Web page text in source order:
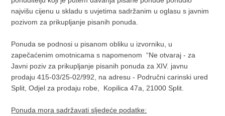
najvišu cijenu u skladu s uvjetima sadržanim u oglasu s javnim
pozivom za prikupljanje pisanih ponuda.
Ponuda se podnosi u pisanom obliku u izvorniku, u
zapečaćenim omotnicama s napomenom “Ne otvaraj - za
Javni poziv za prikupljanje pisanih ponuda za XIV. javnu
prodaju 415-03/25-02/992, na adresu - Područni carinski ured
Split, Odjel za prodaju robe, Kopilica 47a, 21000 Split.
Ponuda mora sadržavati sljedeće podatke: